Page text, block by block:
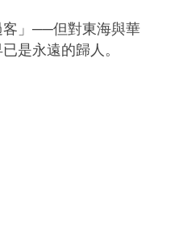
客」──但對東海與華
是永遠的歸人。